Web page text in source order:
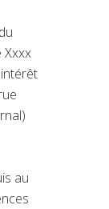
Xxxx
intérêt
au